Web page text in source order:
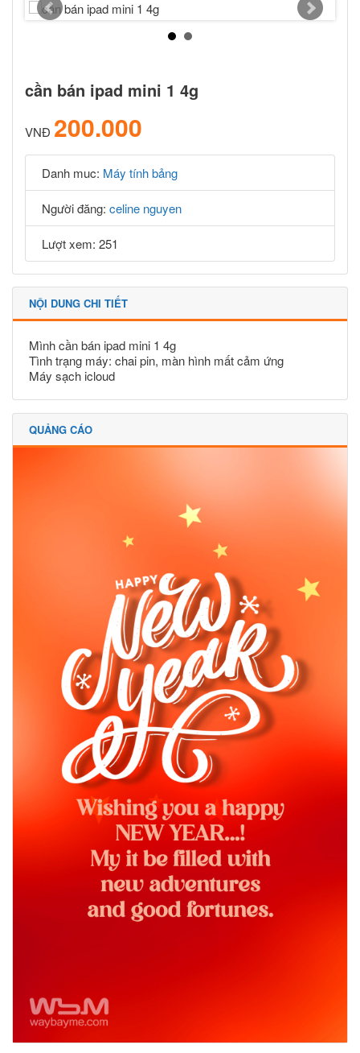
cần bán ipad mini 1 4g
VNĐ 200.000
Danh muc: Máy tính bảng
Người đăng: celine nguyen
Lượt xem: 251
NỘI DUNG CHI TIẾT
Mình cần bán ipad mini 1 4g
Tình trạng máy: chai pin, màn hình mất cảm ứng
Máy sạch icloud
QUẢNG CÁO